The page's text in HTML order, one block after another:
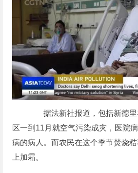
据法新社报道，包括新德里
区一到11月就空气污染成灾，医院
病的病人。而农民在这个季节焚烧
上加霜。